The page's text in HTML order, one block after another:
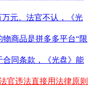
元。法官不认，《光
商品是拼多多平台“限
合同条款，《光盘》能
官违法直接用法律原则